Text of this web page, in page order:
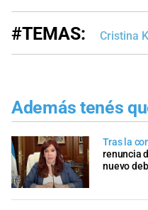
#TEMAS: Cristina
Además tenés
Tras la
renuncia
nuevo